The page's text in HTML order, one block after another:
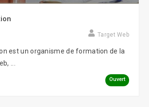
Target Web
est un organisme de formation de la
...
Ouvert